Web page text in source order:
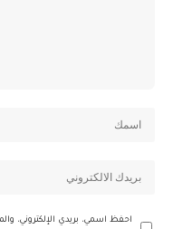
احفظ اسمي، بريدي الإلكتروني،